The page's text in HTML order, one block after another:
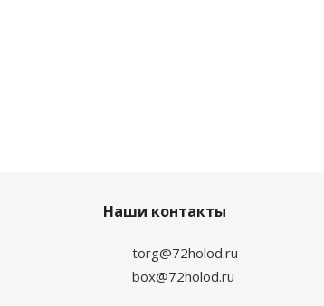
Наши контакты
torg@72holod.ru
box@72holod.ru